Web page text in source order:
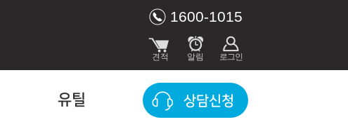
1600-1015
유틸 상담신청